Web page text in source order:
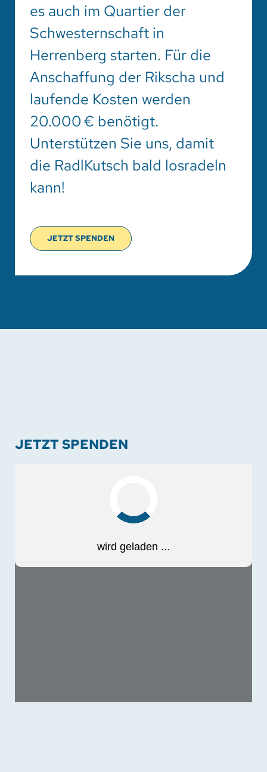
es auch im Quartier der
Schwesternschaft in
Herrenberg starten. Für die
Anschaffung der Rikscha und
laufende Kosten werden
20.000 € benötigt.
Unterstützen Sie uns, damit
die RadlKutsch bald losradeln
kann!
JETZT SPENDEN
JETZT SPENDEN